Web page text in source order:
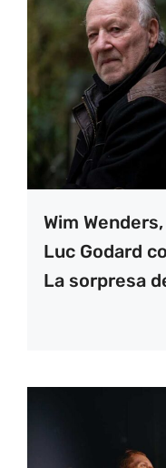
Wim
Luc Godard
La sorpresa